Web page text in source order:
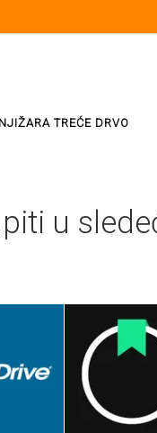
TREĆE DRVO
u